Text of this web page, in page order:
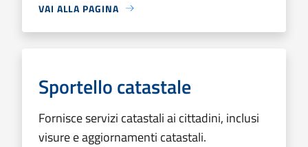
VAI ALLA PAGINA
Sportello catastale
Fornisce servizi catastali ai cittadini, inclusi
visure e aggiornamenti catastali.